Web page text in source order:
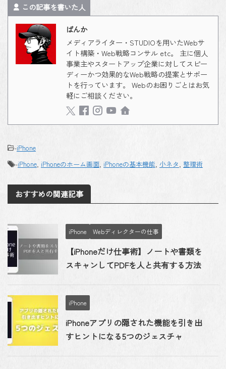
この記事を書いた人
ばんか
メディアライター・STUDIOを用いたWebサ
イト構築・Web戦略コンサル etc。 主に個人
事業主やスタートアップ企業に対してスピー
ディーかつ効果的なWeb戦略の提案とサポー
トを行っています。 Webのお困りごとはお気
軽にご相談ください。
-iPhone
-iPhone, iPhoneのホーム画面, iPhoneの基本機能, 小ネタ, 整理術
おすすめの関連記事
iPhone Webディレクターの仕事
【iPhoneだけ仕事術】ノートや書類を
スキャンしてPDFを人と共有する方法
iPhone
iPhoneアプリの隠された機能を引き出
すヒントになる5つのジェスチャ